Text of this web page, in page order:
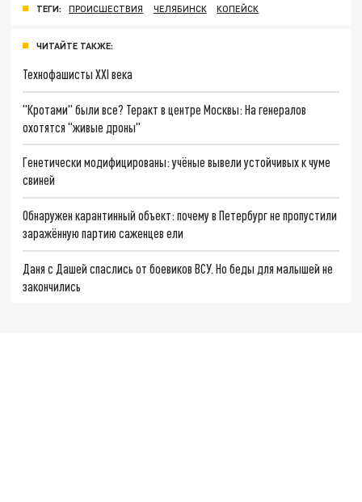
ТЕГИ: ПРОИСШЕСТВИЯ ЧЕЛЯБИНСК КОПЕЙСК
ЧИТАЙТЕ ТАКЖЕ:
Технофашисты XXI века
"Кротами" были все? Теракт в центре Москвы: На генералов
охотятся "живые дроны"
Генетически модифицированы: учёные вывели устойчивых к чуме
свиней
Обнаружен карантинный объект: почему в Петербург не пропустили
заражённую партию саженцев ели
Даня с Дашей спаслись от боевиков ВСУ. Но беды для малышей не
закончились